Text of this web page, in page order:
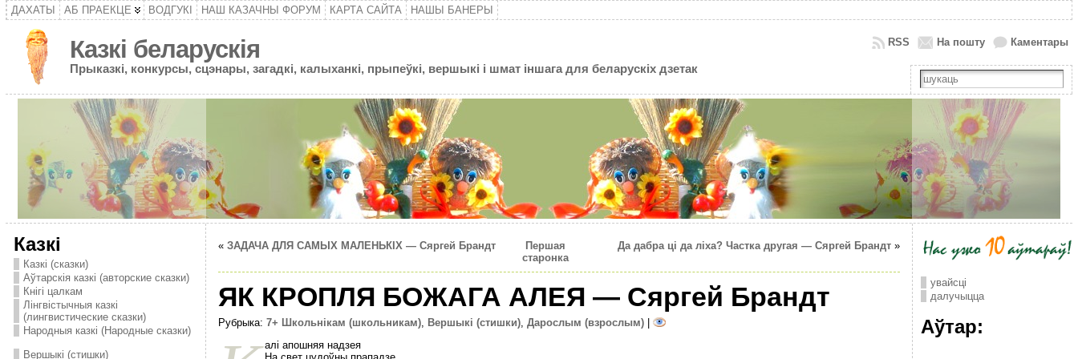
ДАХАТЫ АБ ПРАЕКЦЕ ВОДГУКІ НАШ КАЗАЧНЫ ФОРУМ КАРТА САЙТА НАШЫ БАНЕРЫ
Казкі беларускія
Прыказкі, конкурсы, сцэнары, загадкі, калыханкі, прыпеўкі, вершыкі і шмат іншага для беларускіх дзетак
Каментары
На пошту
RSS
Казкі
Казкі (сказки)
Аўтарскія казкі (авторские сказки)
Кнігі цалкам
Лінгвістычныя казкі
(лингвистические сказки)
Народныя казкі (Народные сказки)
Вершыкі (стишки)
« ЗАДАЧА ДЛЯ САМЫХ МАЛЕНЬКІХ — Сяргей Брандт
Першая
старонка
Да дабра цi да лiха? Частка другая — Сяргей Брандт»
ЯК КРОПЛЯ БОЖАГА АЛЕЯ — Сяргей Брандт
Рубрыка: 7+ Школьнікам (школьникам), Вершыкі (стишки), Дарослым (взрослым)|
алі апошняя надзея
увайсці
далучыцца
Аўтар: